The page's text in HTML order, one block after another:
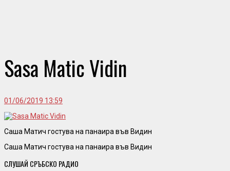
Sasa Matic Vidin
01/06/2019 13:59
Саша Матич гостува на панаира във Видин
Саша Матич гостува на панаира във Видин
СЛУШАЙ СРЪБСКО РАДИО